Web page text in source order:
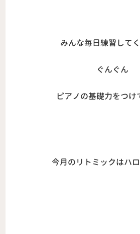
みんな毎日練習してく
ぐんぐん
ピアノの基礎力をつけ
今月のリトミックはハ